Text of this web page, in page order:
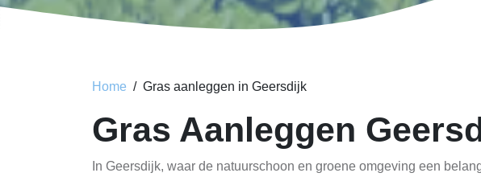
Home Gras aanleggen in Geersdijk
Gras Aanleggen
In Geersdijk, waar de natuurschoon en groene omgeving een